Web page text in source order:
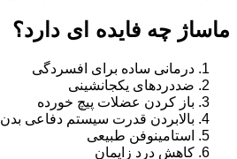
ماساژ چه فایده ای دارد؟
درمانی ساده برای افسردگی
ضددردهای یکجانشینی
باز کردن عضلات پیچ خورده
بالابردن قدرت سیستم دفاعی بدن
استامینوفن طبیعی
کاهش درد زایمان